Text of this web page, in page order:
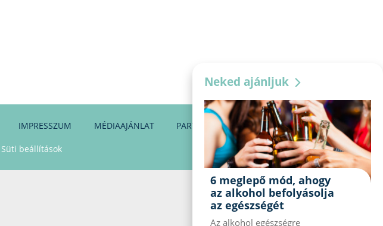
IMPRESSZUM MÉDIAAJÁNLAT PARTNEREINK KAPCSOLAT
Süti beállítások
Neked ajánljuk
6 meglepő mód, ahogy
az alkohol befolyásolja
az egészségét
Az alkohol egészségre